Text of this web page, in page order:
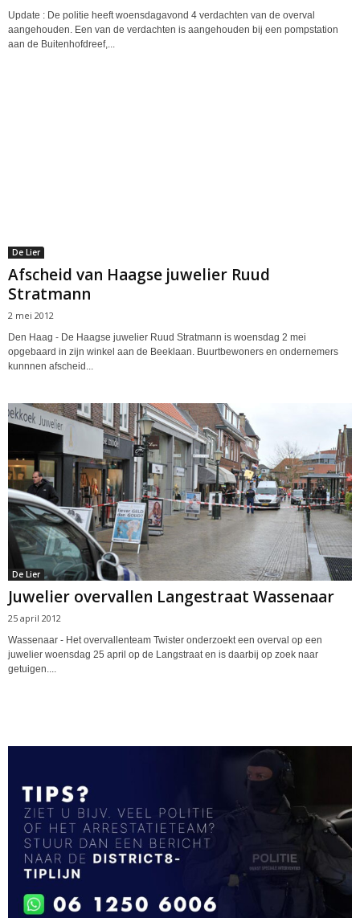
Update : De politie heeft woensdagavond 4 verdachten van de overval
aangehouden. Een van de verdachten is aangehouden bij een pompstation
aan de Buitenhofdreef,...
De Lier
Afscheid van Haagse juwelier Ruud
Stratmann
2 mei 2012
Den Haag - De Haagse juwelier Ruud Stratmann is woensdag 2 mei
opgebaard in zijn winkel aan de Beeklaan. Buurtbewoners en ondernemers
kunnnen afscheid...
De Lier
Juwelier overvallen Langestraat Wassenaar
25 april 2012
Wassenaar - Het overvallenteam Twister onderzoekt een overval op een
juwelier woensdag 25 april op de Langstraat en is daarbij op zoek naar
getuigen....